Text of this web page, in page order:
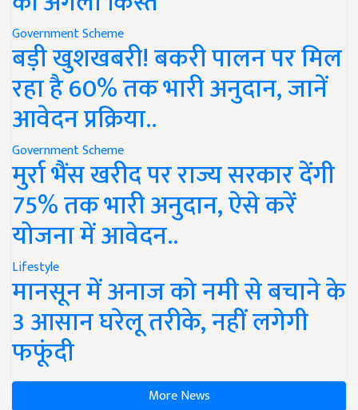
Government Scheme
बड़ी खुशखबरी! बकरी पालन पर मिल
रहा है 60% तक भारी अनुदान, जानें
आवेदन प्रक्रिया..
Government Scheme
मुर्रा भैंस खरीद पर राज्य सरकार देंगी
75% तक भारी अनुदान, ऐसे करें
योजना में आवेदन..
Lifestyle
मानसून में अनाज को नमी से बचाने के
3 आसान घरेलू तरीके, नहीं लगेगी
फफूंदी
More News